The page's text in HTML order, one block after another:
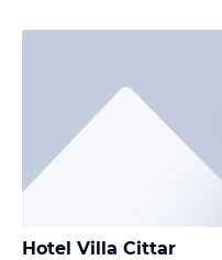
Hotel Villa Cittar